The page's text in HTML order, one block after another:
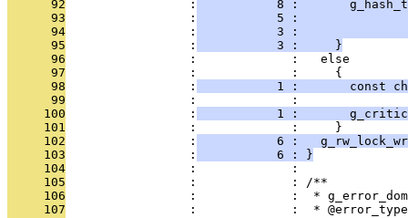
      92
                 :
8 :
      93
                 :
5 :
      94
                 :
3 :
      95
                 :
           3 :     }
      96
                 :             :   else
      97
                 :             :     {
      98
                 :
1 :       const
      99
                 :             :
     100
                 :
1 :
     101
                 :             :     }
     102
                 :
6 :
     103
                 :
           6 : }
     104
                 :             :
     105
                 :             : /**
     106
:             :  *
     107
:             :  *